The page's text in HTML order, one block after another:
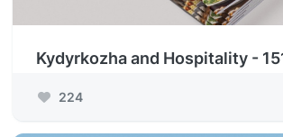
Kydyrkozha and Hospitality -
224